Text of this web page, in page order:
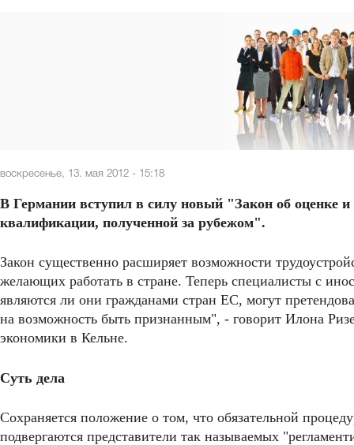
воскресенье, 13. мая 2012 - 15:18
В Германии вступил в силу новый "Закон об оценке и
квалификации, полученной за рубежом".
Закон существенно расширяет возможности
желающих работать в стране. Теперь специалисты с
являются ли они гражданами стран ЕС, могут
на возможность быть признанным", - говорит Илона
экономики в Кельне.
Суть дела
Сохраняется положение о том, что обязательной
подвергаются представители так называемых